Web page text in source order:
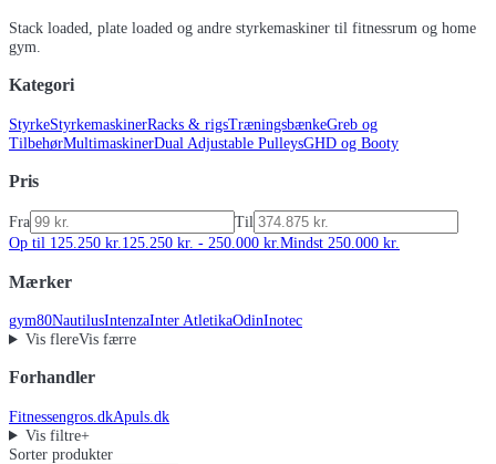
Stack loaded, plate loaded og andre styrkemaskiner til fitnessrum og home
gym.
Kategori
StyrkeStyrkemaskinerRacks & rigsTræningsbænkeGreb og
TilbehørMultimaskinerDual Adjustable PulleysGHD og Booty
Pris
Fra
Til
Op til 125.250 kr.125.250 kr. - 250.000 kr.Mindst 250.000 kr.
Mærker
gym80NautilusIntenzaInter AtletikaOdinInotec
Vis flereVis færre
Forhandler
Fitnessengros.dkApuls.dk
Vis filtre+
Sorter produkter